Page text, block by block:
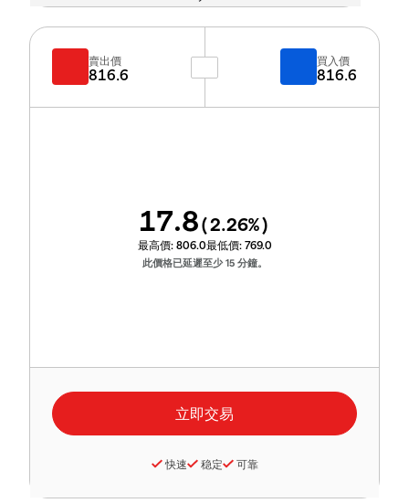
賣出價
816.6
買入價
816.6
17.8(2.26%)
最高價: 806.0最低價: 769.0
此價格已延遲至少 15 分鐘。
快速 稳定 可靠